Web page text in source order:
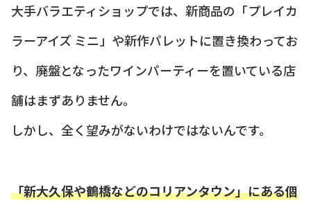
大手バラエティショップでは、新商品の「プレイカ
ラーアイズ ミニ」や新作パレットに置き換わってお
り、廃盤となったワインパーティーを置いている店
舗はまずありません。
しかし、全く望みがないわけではないんです。
「新大久保や鶴橋などのコリアンタウン」にある個